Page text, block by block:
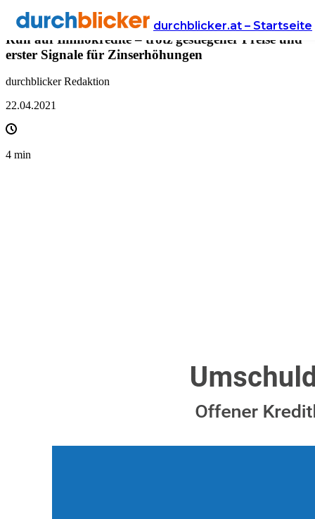
durchblicker.at – Startseite
Presse
Run auf Immokredite – trotz gestiegener Preise und
erster Signale für Zinserhöhungen
durchblicker Redaktion
22.04.2021
4 min